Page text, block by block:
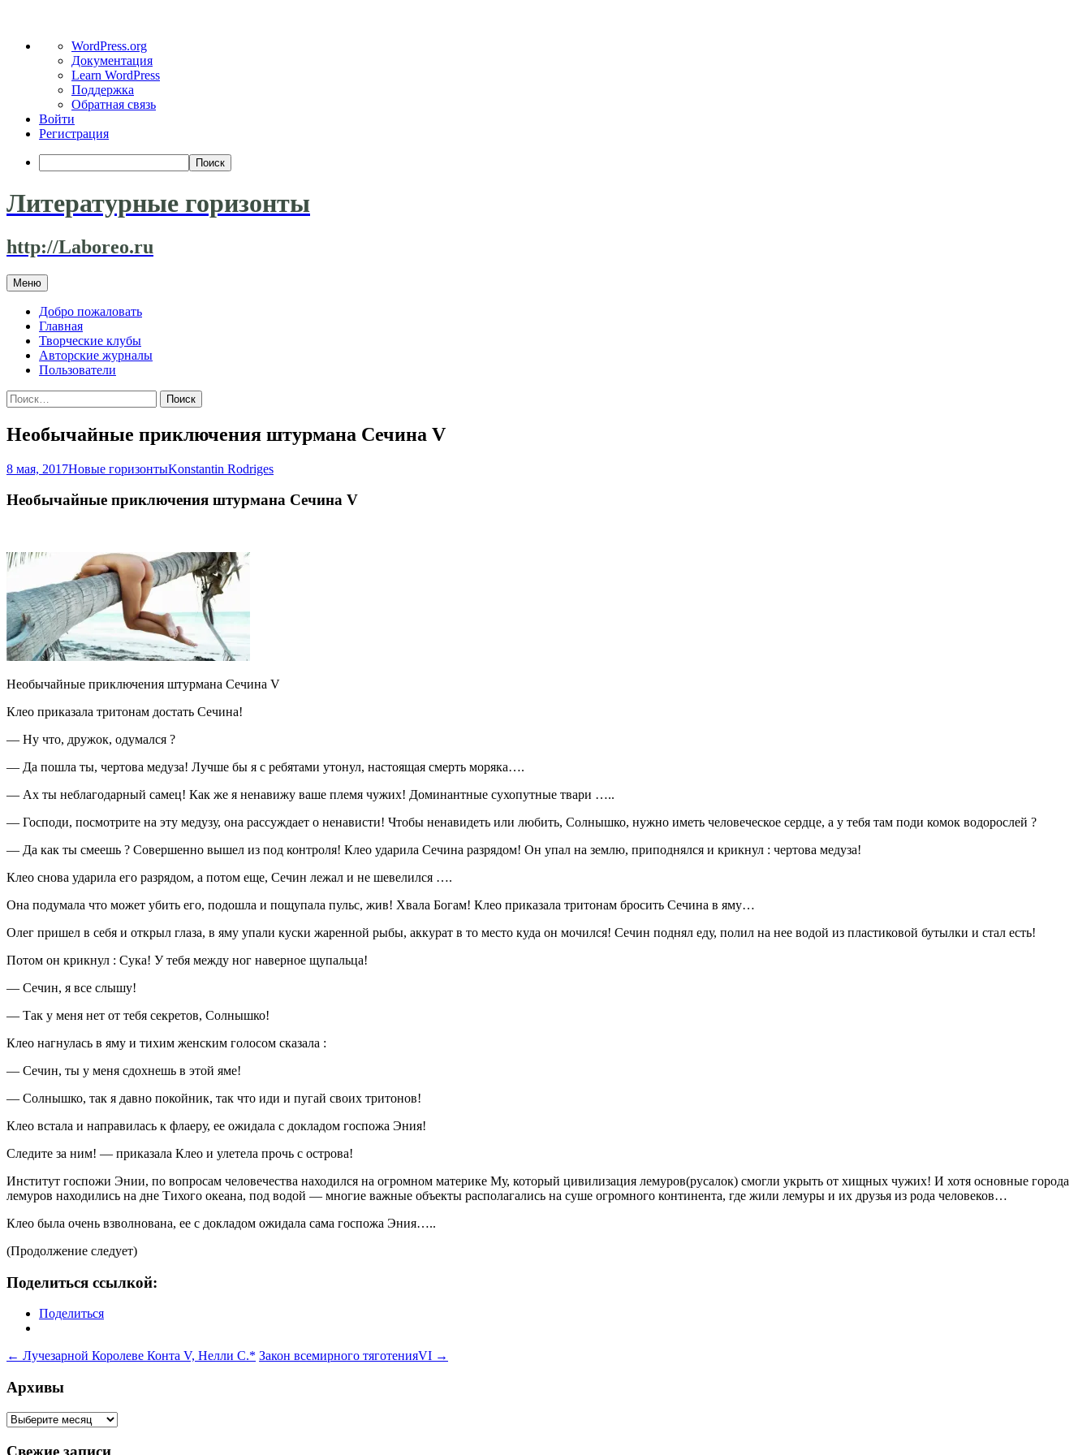
WordPress
WordPress.org
Документация
Learn WordPress
Поддержка
Обратная связь
Войти
Регистрация
Поиск
Литературные горизонты
http://Laboreo.ru
Меню Перейти
к
содержимому
Добро пожаловать
Главная
Творческие клубы
Авторские журналы
Пользователи
Найти:
Необычайные приключения штурмана Сечина V
8 мая, 2017Новые горизонтыKonstantin Rodriges
Необычайные приключения штурмана Сечина V
Необычайные приключения штурмана Сечина V
Клео приказала тритонам достать Сечина!
— Ну что, дружок, одумался ?
— Да пошла ты, чертова медуза! Лучше бы я с ребятами утонул, настоящая смерть моряка….
— Ах ты неблагодарный самец! Как же я ненавижу ваше племя чужих! Доминантные сухопутные твари …..
— Господи, посмотрите на эту медузу, она рассуждает о ненависти! Чтобы ненавидеть или любить, Солнышко, нужно иметь человеческое сердце, а у тебя там поди комок водорослей ?
— Да как ты смеешь ? Совершенно вышел из под контроля! Клео ударила Сечина разрядом! Он упал на землю, приподнялся и крикнул : чертова медуза!
Клео снова ударила его разрядом, а потом еще, Сечин лежал и не шевелился ….
Она подумала что может убить его, подошла и пощупала пульс, жив! Хвала Богам! Клео приказала тритонам бросить Сечина в яму…
Олег пришел в себя и открыл глаза, в яму упали куски жаренной рыбы, аккурат в то место куда он мочился! Сечин поднял еду, полил на нее водой из пластиковой бутылки и стал есть!
Потом он крикнул : Сука! У тебя между ног наверное щупальца!
— Сечин, я все слышу!
— Так у меня нет от тебя секретов, Солнышко!
Клео нагнулась в яму и тихим женским голосом сказала :
— Сечин, ты у меня сдохнешь в этой яме!
— Солнышко, так я давно покойник, так что иди и пугай своих тритонов!
Клео встала и направилась к флаеру, ее ожидала с докладом госпожа Эния!
Следите за ним! — приказала Клео и улетела прочь с острова!
Институт госпожи Энии, по вопросам человечества находился на огромном материке Му, который цивилизация лемуров(русалок) смогли укрыть от хищных чужих! И хотя основные города
лемуров находились на дне Тихого океана, под водой — многие важные объекты располагались на суше огромного континента, где жили лемуры и их друзья из рода человеков…
Клео была очень взволнована, ее с докладом ожидала сама госпожа Эния…..
(Продолжение следует)
Поделиться ссылкой:
Поделиться
Навигация
по
записям
← Лучезарной Королеве Конта V, Нелли С.* Закон всемирного тяготенияVI →
Архивы
Архивы
Свежие записи